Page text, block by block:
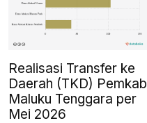
Realisasi Transfer ke
Daerah (TKD) Pemkab
Maluku Tenggara per
Mei 2026